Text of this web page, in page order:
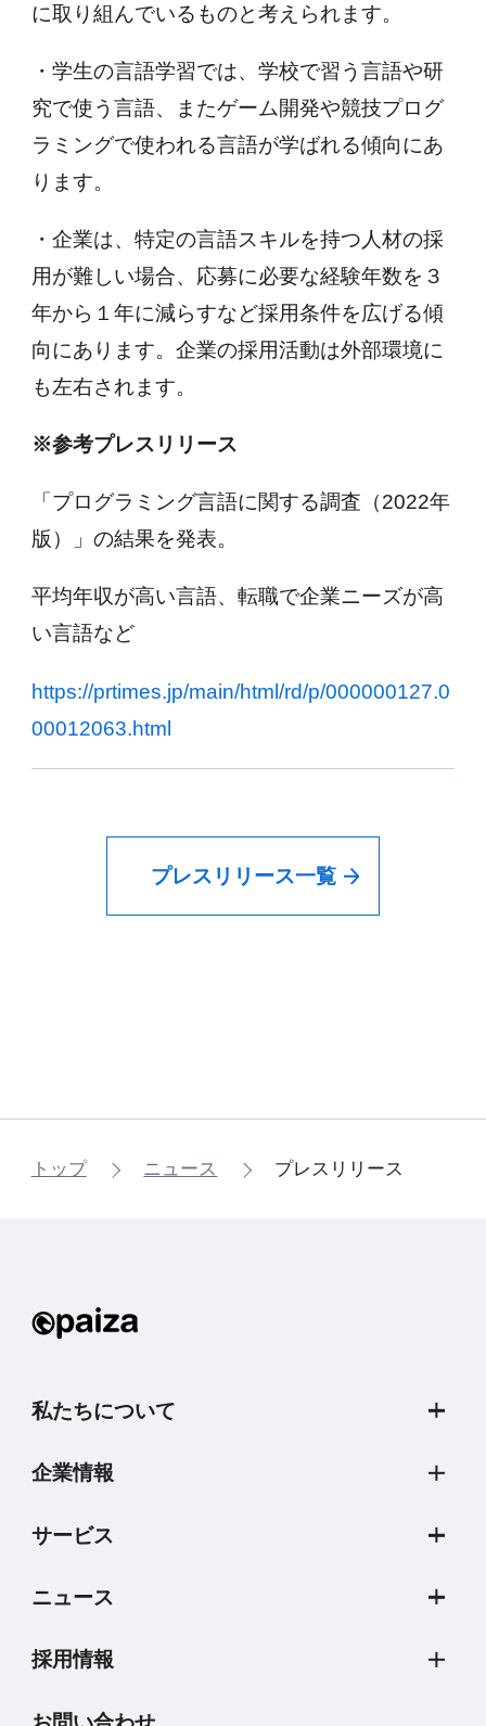
に取り組んでいるものと考えられます。
・学生の言語学習では、学校で習う言語や研
究で使う言語、またゲーム開発や競技プログ
ラミングで使われる言語が学ばれる傾向にあ
ります。
・企業は、特定の言語スキルを持つ人材の採
用が難しい場合、応募に必要な経験年数を３
年から１年に減らすなど採用条件を広げる傾
向にあります。企業の採用活動は外部環境に
も左右されます。
※参考プレスリリース
「プログラミング言語に関する調査（2022年
版）」の結果を発表。
平均年収が高い言語、転職で企業ニーズが高
い言語など
https://prtimes.jp/main/html/rd/p/000000127.0
00012063.html
プレスリリース一覧
トップ ニュース プレスリリース
私たちについて
企業情報
サービス
ニュース
採用情報